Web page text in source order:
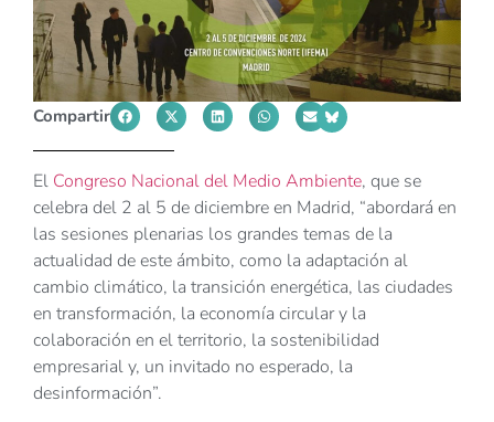
Compartir
El Congreso Nacional del Medio Ambiente, que se
celebra del 2 al 5 de diciembre en Madrid, “abordará en
las sesiones plenarias los grandes temas de la
actualidad de este ámbito, como la adaptación al
cambio climático, la transición energética, las ciudades
en transformación, la economía circular y la
colaboración en el territorio, la sostenibilidad
empresarial y, un invitado no esperado, la
desinformación”.